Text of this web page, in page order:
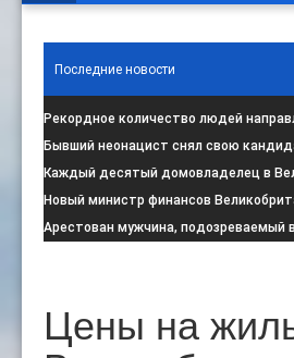
Последние новости
Рекордное количество людей
программу по борьбе с радикал:
Бывший неонацист снял свою
негативной реакции общест:
Каждый десятый домовладелец в
намерен соблюдать запрет на испо:
Новый министр финансов
свой первый бюджет 28 октя:
Арестован мужчина, подозреваемый
Цены на